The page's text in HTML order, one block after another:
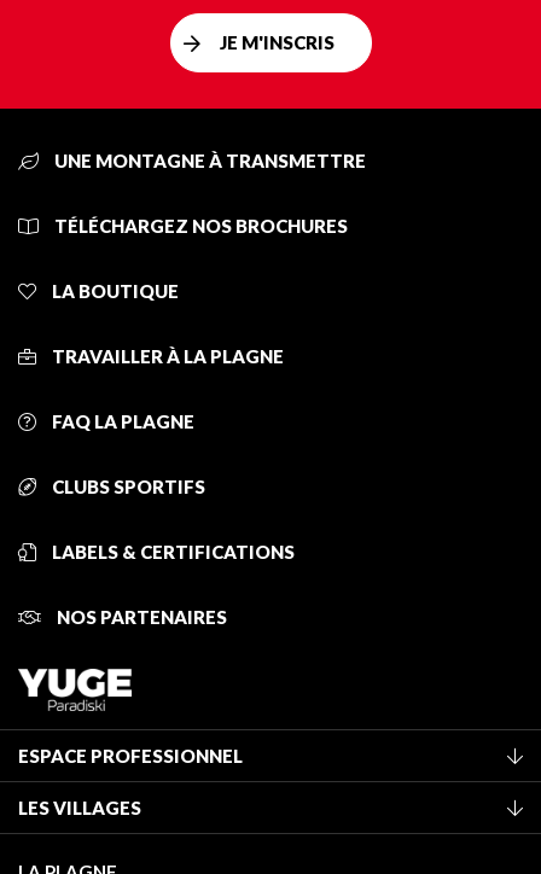
JE M'INSCRIS
UNE MONTAGNE À TRANSMETTRE
TÉLÉCHARGEZ NOS BROCHURES
LA BOUTIQUE
TRAVAILLER À LA PLAGNE
FAQ LA PLAGNE
CLUBS SPORTIFS
LABELS & CERTIFICATIONS
NOS PARTENAIRES
ESPACE PROFESSIONNEL
Classement des meublés
Taxe de séjour
LES VILLAGES